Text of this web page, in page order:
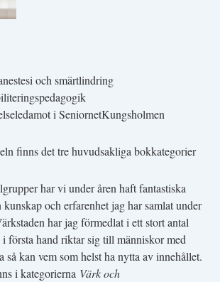
och smärtlindring
i SeniornetKungsholmen
finns det tre huvudsakliga bokkategorier
har vi under åren haft fantastiska
och erfarenhet jag har samlat under
har jag förmedlat i ett stort antal
första hand riktar sig till människor med
så kan vem som helst ha nytta av innehållet.
i kategorierna Värk och